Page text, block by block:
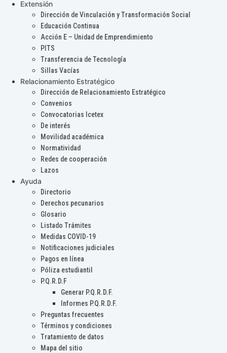
Extensión
Dirección de Vinculación y Transformación Social
Educación Continua
Acción E – Unidad de Emprendimiento
PITS
Transferencia de Tecnología
Sillas Vacías
Relacionamiento Estratégico
Dirección de Relacionamiento Estratégico
Convenios
Convocatorias Icetex
De interés
Movilidad académica
Normatividad
Redes de cooperación
Lazos
Ayuda
Directorio
Derechos pecunarios
Glosario
Listado Trámites
Medidas COVID-19
Notificaciones judiciales
Pagos en línea
Póliza estudiantil
P.Q.R.D.F
Generar P.Q.R.D.F.
Informes P.Q.R.D.F.
Preguntas frecuentes
Términos y condiciones
Tratamiento de datos
Mapa del sitio